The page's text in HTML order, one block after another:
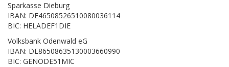
Sparkasse Dieburg
IBAN: DE46508526510080036114
BIC: HELADEF1DIE
Volksbank Odenwald eG
IBAN: DE86508635130003660990
BIC: GENODE51MIC